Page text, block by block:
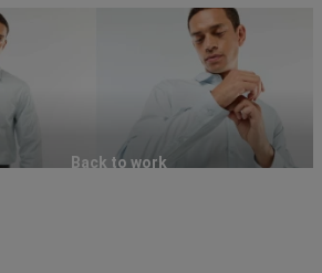
Back to work